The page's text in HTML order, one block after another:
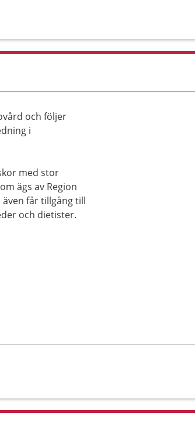
och följer
i
med stor
ägs av Region
får tillgång till
och dietister.